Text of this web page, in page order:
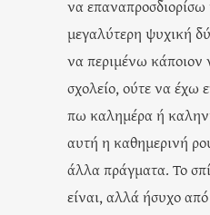
να
μεγαλύτερη ψυχική
να περιμένω κάποιον
σχολείο, ούτε να έχω
πω καλημέρα ή
αυτή η καθημερινή
άλλα πράγματα. Το
είναι, αλλά ήσυχο